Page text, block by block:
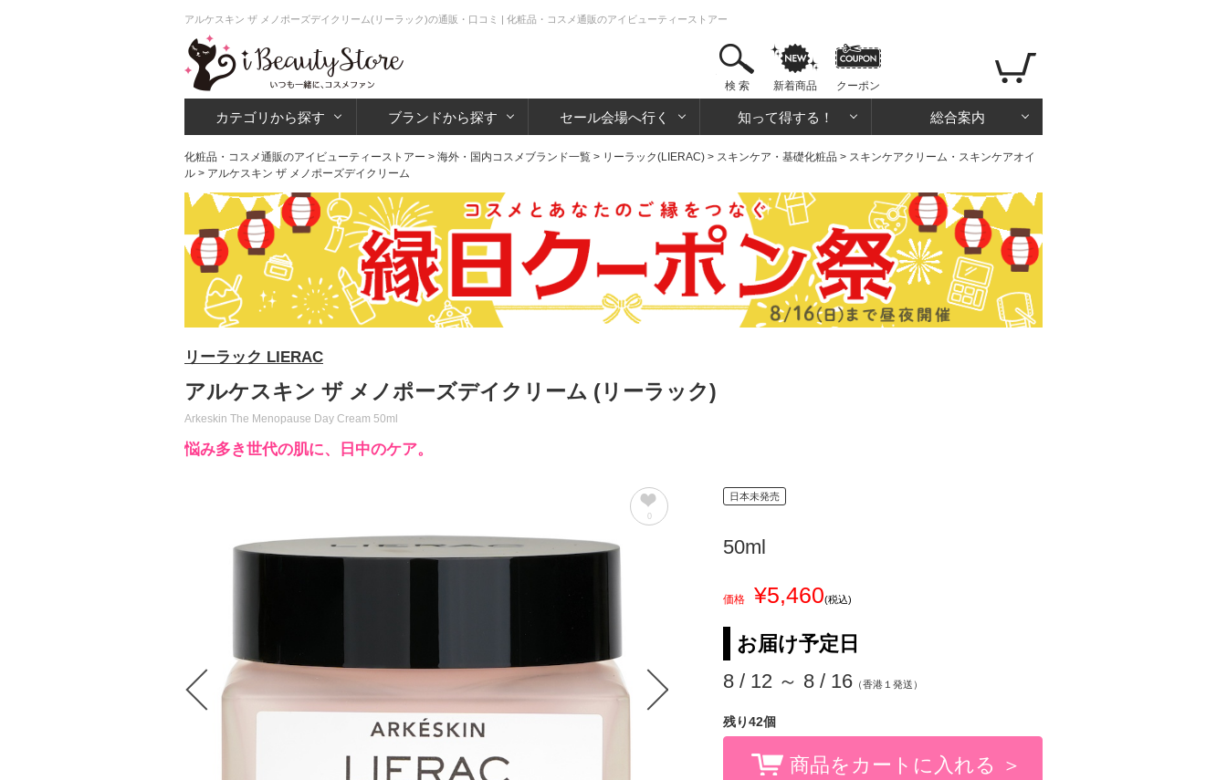
アルケスキン ザ メノポーズデイクリーム(リーラック)の通販・口コミ | 化粧品・コスメ通販のアイビューティーストアー
検 索 新着商品 クーポン
カテゴリから探す ブランドから探す セール会場へ行く 知って得する！ 総合案内
化粧品・コスメ通販のアイビューティーストアー > 海外・国内コスメブランド一覧 > リーラック(LIERAC) > スキンケア・基礎化粧品 > スキンケアクリーム・スキンケアオイ
ル > アルケスキン ザ メノポーズデイクリーム
リーラック LIERAC
アルケスキン ザ メノポーズデイクリーム (リーラック)
Arkeskin The Menopause Day Cream 50ml
悩み多き世代の肌に、日中のケア。
0
日本未発売
50ml
価格 ¥5,460(税込)
お届け予定日
8 / 12 ～ 8 / 16 （香港１発送）
残り42個
商品をカートに入れる ＞